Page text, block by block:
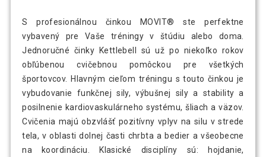
S profesionálnou činkou MOVIT® ste perfektne
vybavený pre Vaše tréningy v štúdiu alebo doma.
Jednoručné činky Kettlebell sú už po niekoľko rokov
obľúbenou cvičebnou pomôckou pre všetkých
športovcov. Hlavným cieľom tréningu s touto činkou je
vybudovanie funkčnej sily, výbušnej sily a stability a
posilnenie kardiovaskulárneho systému, šliach a väzov.
Cvičenia majú obzvlášť pozitívny vplyv na silu v strede
tela, v oblasti dolnej časti chrbta a bedier a všeobecne
na koordináciu. Klasické disciplíny sú: hojdanie,